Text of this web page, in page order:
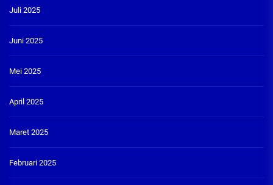
Juli 2025
Juni 2025
Mei 2025
April 2025
Maret 2025
Februari 2025